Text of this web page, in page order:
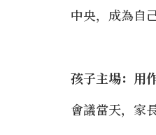
中央，成為自
孩子主場：用
會議當天，家